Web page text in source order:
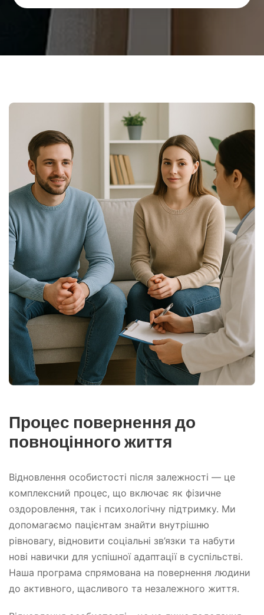
Процес повернення до
повноцінного життя
Відновлення особистості після залежності — це
комплексний процес, що включає як фізичне
оздоровлення, так і психологічну підтримку. Ми
допомагаємо пацієнтам знайти внутрішню
рівновагу, відновити соціальні зв’язки та набути
нові навички для успішної адаптації в суспільстві.
Наша програма спрямована на повернення людини
до активного, щасливого та незалежного життя.